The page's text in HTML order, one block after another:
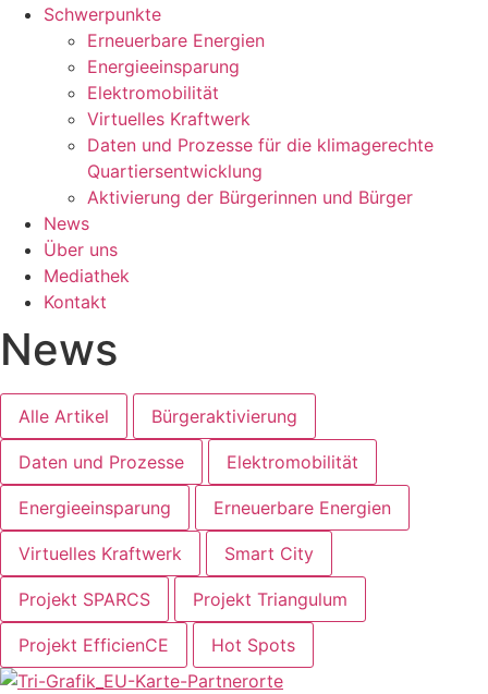
Schwerpunkte
Erneuerbare Energien
Energieeinsparung
Elektromobilität
Virtuelles Kraftwerk
Daten und Prozesse für die klimagerechte
Quartiersentwicklung
Aktivierung der Bürgerinnen und Bürger
News
Über uns
Mediathek
Kontakt
News
Alle Artikel Bürgeraktivierung
Daten und Prozesse Elektromobilität
Energieeinsparung Erneuerbare Energien
Virtuelles Kraftwerk Smart City
Projekt SPARCS Projekt Triangulum
Projekt EfficienCE Hot Spots